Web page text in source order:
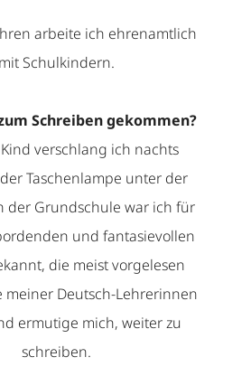
arbeite ich ehrenamtlich
mit Schulkindern.
Schreiben gekommen?
verschlang ich nachts
Taschenlampe unter der
der Grundschule war ich für
und fantasievollen
die meist vorgelesen
meiner Deutsch-Lehrerinnen
ermutige mich, weiter zu
schreiben.